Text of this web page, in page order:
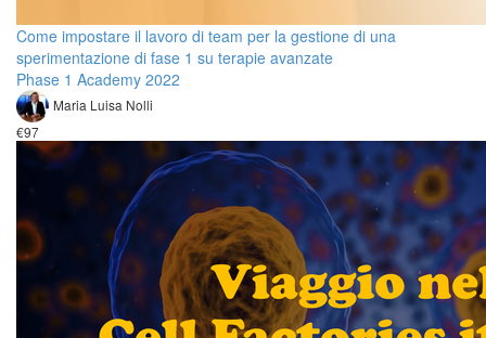
Come impostare il lavoro di team per la gestione di una
sperimentazione di fase 1 su terapie avanzate
Phase 1 Academy 2022
Maria Luisa Nolli
€97